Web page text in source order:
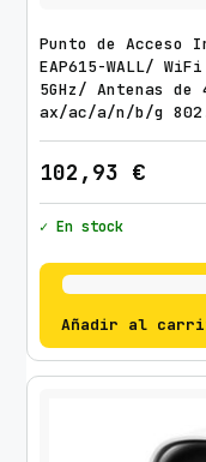
Punto de Acceso
EAP615-WALL/
5GHz/ Antenas
ax/ac/a/n/b/g
102,93 €
✓ En stock
Añadir al